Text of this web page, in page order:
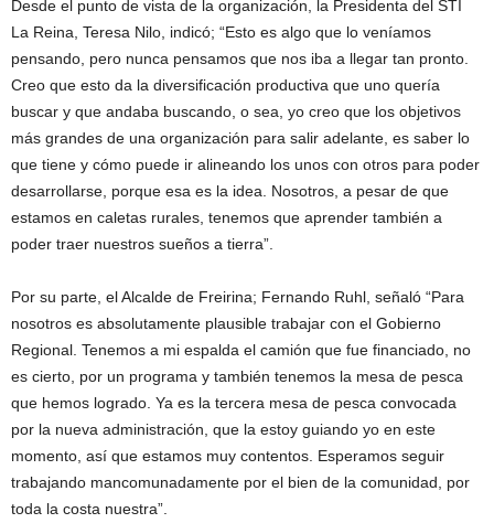
Desde el punto de vista de la organización, la Presidenta del STI
La Reina, Teresa Nilo, indicó; “Esto es algo que lo veníamos
pensando, pero nunca pensamos que nos iba a llegar tan pronto.
Creo que esto da la diversificación productiva que uno quería
buscar y que andaba buscando, o sea, yo creo que los objetivos
más grandes de una organización para salir adelante, es saber lo
que tiene y cómo puede ir alineando los unos con otros para poder
desarrollarse, porque esa es la idea. Nosotros, a pesar de que
estamos en caletas rurales, tenemos que aprender también a
poder traer nuestros sueños a tierra”.
Por su parte, el Alcalde de Freirina; Fernando Ruhl, señaló “Para
nosotros es absolutamente plausible trabajar con el Gobierno
Regional. Tenemos a mi espalda el camión que fue financiado, no
es cierto, por un programa y también tenemos la mesa de pesca
que hemos logrado. Ya es la tercera mesa de pesca convocada
por la nueva administración, que la estoy guiando yo en este
momento, así que estamos muy contentos. Esperamos seguir
trabajando mancomunadamente por el bien de la comunidad, por
toda la costa nuestra”.